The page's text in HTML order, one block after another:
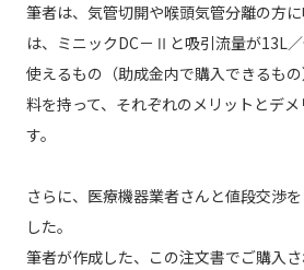
筆者は、気管切開や喉頭気管分離の方
は、ミニックDC－Ⅱと吸引流量が13L
使えるもの（助成金内で購入できるも
料を持って、それぞれのメリットとデ
す。
さらに、医療機器業者さんと値段交渉
した。
筆者が作成した、この注文書でご購入